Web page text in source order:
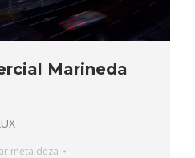
Marineda
metaldeza